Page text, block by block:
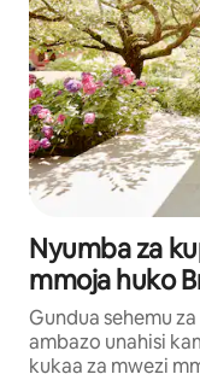
Nyumba za
mmoja huko
Gundua sehemu
ambazo unahisi
kukaa za mwezi